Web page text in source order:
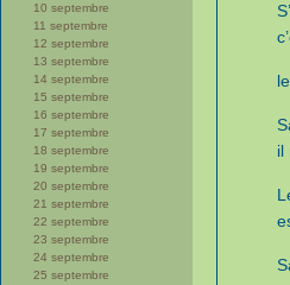
10 septembre
11 septembre
12 septembre
13 septembre
14 septembre
15 septembre
16 septembre
17 septembre
18 septembre
19 septembre
20 septembre
21 septembre
22 septembre
23 septembre
24 septembre
25 septembre
il